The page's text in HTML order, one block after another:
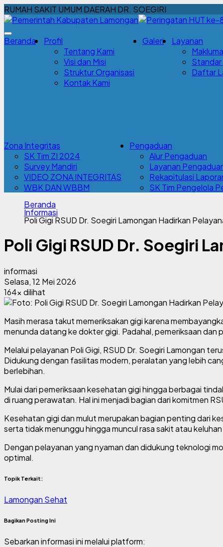
RUMAH SAKIT UMUM DAERAH DR. SOEGIRI
Beranda
Profil
Tentang Kami
Visi dan Misi
Struktur Organisasi
Kontak Kami
Galeri
Layanan
Standar
Daftar
Zona Integritas
SK Tim ZI 2024
Survey Mandiri
VIDEO ZONA INTEGRITAS
WBK DAN WBBM
Pengaduan
Alur Pengaduan
Layanan
Rekapitulasi
SK Tim Pengelola
Beranda
Informasi
Poli Gigi RSUD Dr. Soegiri Lamongan Hadirkan
Poli Gigi RSUD Dr. Soegiri
informasi
Selasa, 12 Mei 2026
164x dilihat
Masih merasa takut memeriksakan gigi karena
menunda datang ke dokter gigi. Padahal, pemeriksaan
Melalui pelayanan Poli Gigi, RSUD Dr. Soegiri Lamongan
Didukung dengan fasilitas modern, peralatan yang lebih
berlebihan.
Mulai dari pemeriksaan kesehatan gigi hingga berbagai
di ruang perawatan. Hal ini menjadi bagian dari komitmen
Kesehatan gigi dan mulut merupakan bagian penting dari
serta tidak menunggu hingga muncul rasa sakit atau
Dengan pelayanan yang nyaman dan didukung teknologi
optimal.
Topik Terkait:
Lamongan Sehat
Bagikan Posting Ini
Sebarkan informasi ini melalui platform: